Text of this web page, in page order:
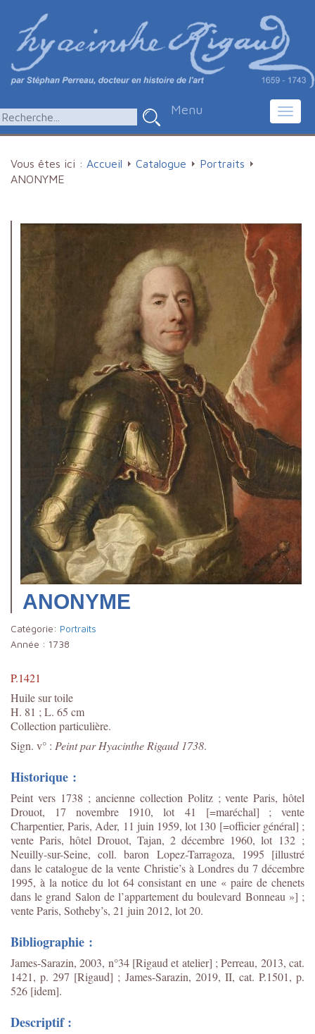
Menu
Vous êtes ici : Accueil Catalogue
Portraits
ANONYME
ANONYME
Catégorie: Portraits
Année : 1738
P.1421
Huile sur toile
H. 81 ; L. 65 cm
Collection particulière.
Sign. v° : Peint par Hyacinthe Rigaud 1738.
Historique :
Peint vers 1738 ; ancienne collection Politz ; vente Paris, hôtel
Drouot, 17 novembre 1910, lot 41 [=maréchal] ; vente
Charpentier, Paris, Ader, 11 juin 1959, lot 130 [=officier général] ;
vente Paris, hôtel Drouot, Tajan, 2 décembre 1960, lot 132 ;
Neuilly-sur-Seine, coll. baron Lopez-Tarragoza, 1995 [illustré
dans le catalogue de la vente Christie’s à Londres du 7 décembre
1995, à la notice du lot 64 consistant en une « paire de chenets
dans le grand Salon de l’appartement du boulevard Bonneau »] ;
vente Paris, Sotheby’s, 21 juin 2012, lot 20.
Bibliographie :
James-Sarazin, 2003, n°34 [Rigaud et atelier] ; Perreau, 2013, cat.
1421, p. 297 [Rigaud] ; James-Sarazin, 2019, II, cat. P.1501, p.
526 [idem].
Descriptif :